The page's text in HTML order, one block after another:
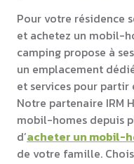
Pour votre résidence
et achetez un mobil-
camping propose à
un emplacement
et services pour partir
Notre partenaire IRM
mobil-homes depuis
d’acheter un mobil-
de votre famille.